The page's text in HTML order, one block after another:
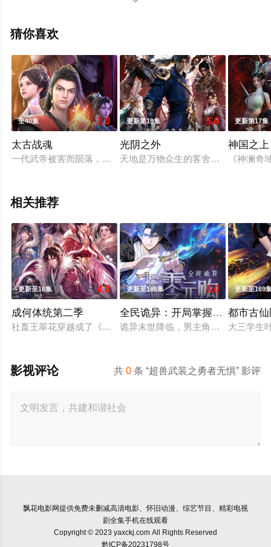
可移步至豆瓣动漫、电视猫或剧情网等平台了解。
猜你喜欢
全40集 2.0
太古战魂
一代武帝被害而陨落，万年之后重生在一位名为秦风的少年身
更新第19集 5.0
光阴之外
天地是万物众生的客舍，光阴是古往
更新第17集
神国之上
《神澜
相关推荐
更新至16集 4.0
成何体统第二季
社畜王翠花穿越成了《恶魔宠妃》中的必死角色庾晚音，与同
更新至186集 5.0
全民诡异：开局掌握零元购·动态
诡异末世降临，男主角陈木携万亿诡
更新至169
都市古
大三学生
共0 条 “超兽武装之勇者无惧” 影评
影视评论
飘花电影网提供免费未删减高清电影、怀旧动漫、综艺节目、精彩电视
剧全集手机在线观看
Copyright © 2023 yaxckj.com All Rights Reserved
黔ICP备20231798号